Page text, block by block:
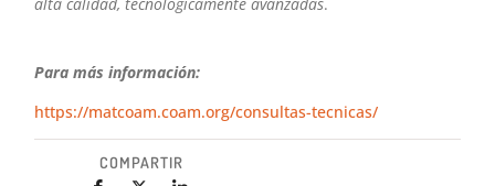
Para más información:
https://matcoam.coam.org/consultas-tecnicas/
COMPARTIR